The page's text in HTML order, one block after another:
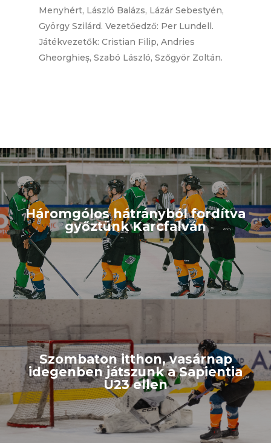
Menyhért, László Balázs, Lázár Sebestyén,
György Szilárd. Vezetőedző: Per Lundell.
Játékvezetők: Cristian Filip, Andries
Gheorghieș, Szabó László, Szőgyör Zoltán.
Háromgólos hátrányból fordítva
győztünk Karcfalván
Szombaton itthon, vasárnap
idegenben játszunk a Sapientia
U23 ellen